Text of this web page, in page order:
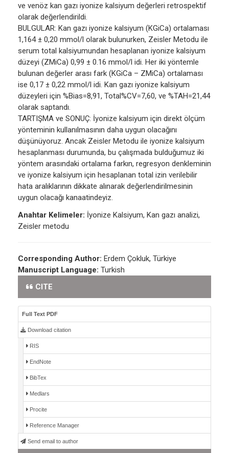
ve venöz kan gazı iyonize kalsiyum değerleri retrospektif
olarak değerlendirildi.
BULGULAR: Kan gazı iyonize kalsiyum (KGiCa) ortalaması
1,164 ± 0,20 mmol/l olarak bulunurken, Zeisler Metodu ile
serum total kalsiyumundan hesaplanan iyonize kalsiyum
düzeyi (ZMiCa) 0,99 ± 0.16 mmol/l idi. Her iki yöntemle
bulunan değerler arası fark (KGiCa – ZMiCa) ortalaması
ise 0,17 ± 0,22 mmol/l idi. Kan gazı iyonize kalsiyum
düzeyleri için %Bias=8,91, Total%CV=7,60, ve %TAH=21,44
olarak saptandı.
TARTIŞMA ve SONUÇ: İyonize kalsiyum için direkt ölçüm
yönteminin kullanılmasının daha uygun olacağını
düşünüyoruz. Ancak Zeisler Metodu ile iyonize kalsiyum
hesaplanması durumunda, bu çalışmada bulduğumuz iki
yöntem arasındaki ortalama farkın, regresyon denkleminin
ve iyonize kalsiyum için hesaplanan total izin verilebilir
hata aralıklarının dikkate alınarak değerlendirilmesinin
uygun olacağı kanaatindeyiz.
Anahtar Kelimeler: İyonize Kalsiyum, Kan gazı analizi,
Zeisler metodu
Corresponding Author: Erdem Çokluk, Türkiye
Manuscript Language: Turkish
CITE
Full Text PDF
Download citation
RIS
EndNote
BibTex
Medlars
Procite
Reference Manager
Send email to author